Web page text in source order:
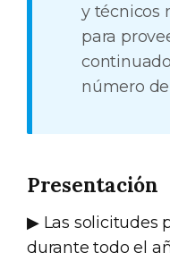
y técnicos
para
número
Presentación
▶ Las solicitudes
durante todo el